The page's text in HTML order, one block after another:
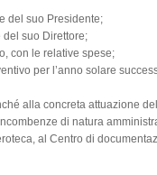
del suo Presidente;
suo Direttore;
con le relative spese;
per l’anno solare
alla concreta attuazione
di natura
al Centro di